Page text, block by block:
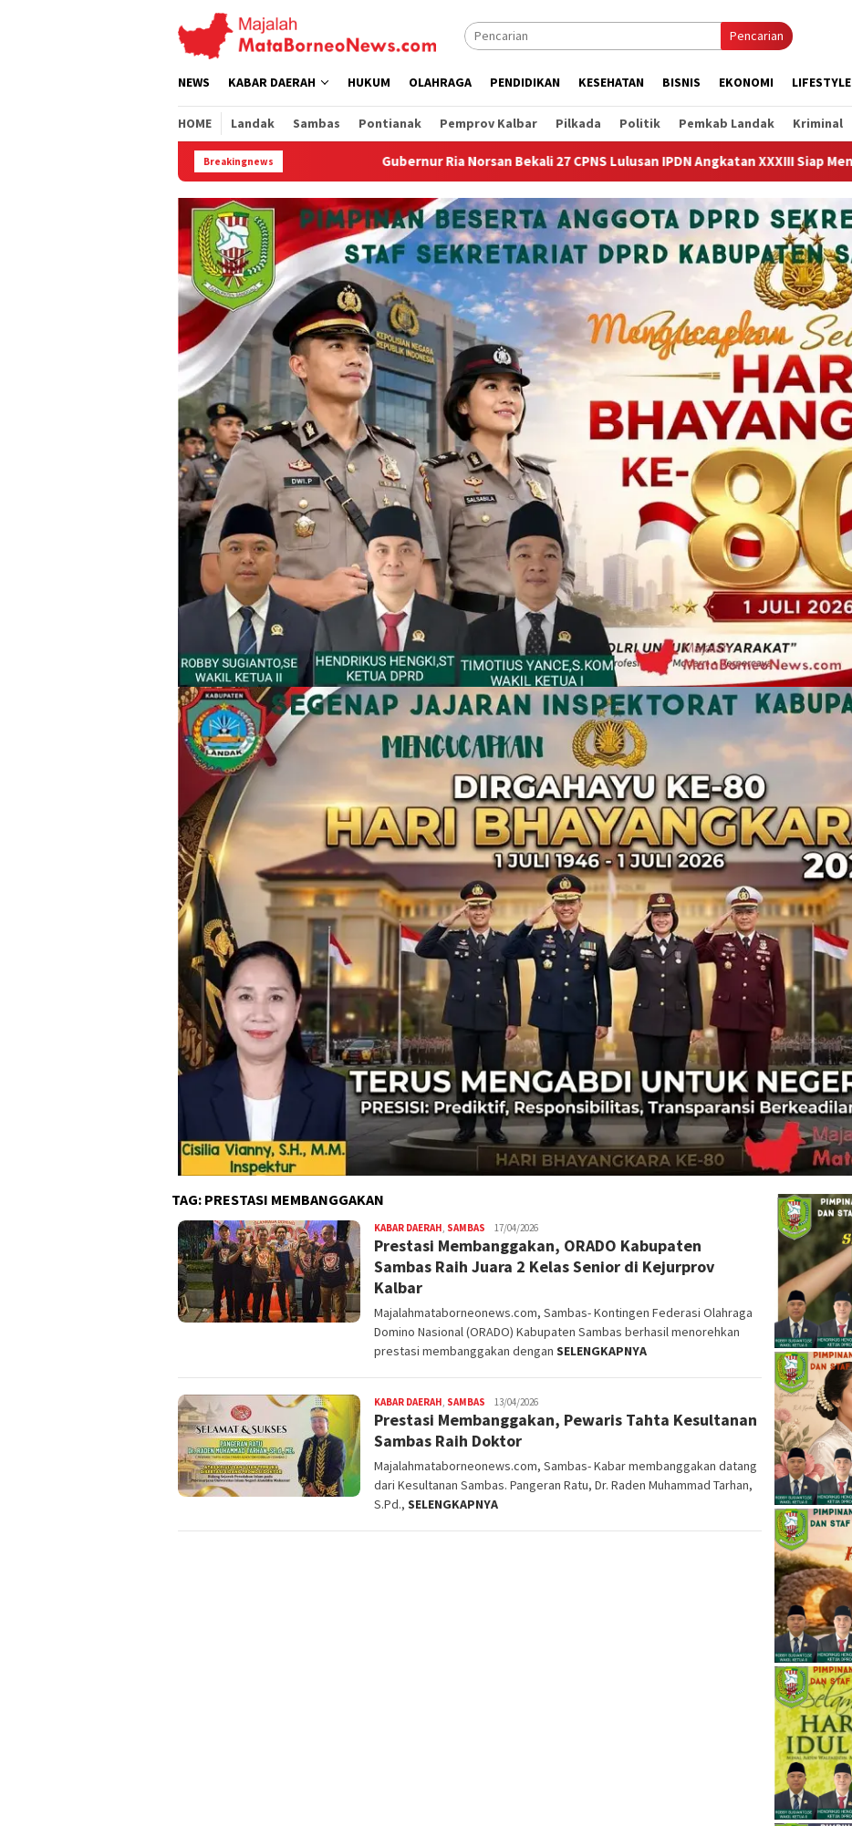
Pencarian
NEWS KABAR DAERAH HUKUM OLAHRAGA PENDIDIKAN KESEHATAN BISNIS EKONOMI LIFESTYLE
HOME Landak Sambas Pontianak Pemprov Kalbar Pilkada Politik Pemkab Landak Kriminal
Breakingnews
Gubernur Ria Norsan Bekali 27 CPNS Lulusan IPDN Angkatan XXXIII Siap Mengabdi di Kalimanatan Barat
TAG: PRESTASI MEMBANGGAKAN
KABAR DAERAH, SAMBAS Nopriyanto
17/04/2026
Prestasi Membanggakan, ORADO Kabupaten
Sambas Raih Juara 2 Kelas Senior di Kejurprov
Kalbar
Majalahmataborneonews.com, Sambas- Kontingen Federasi Olahraga
Domino Nasional (ORADO) Kabupaten Sambas berhasil menorehkan
prestasi membanggakan dengan SELENGKAPNYA
KABAR DAERAH, SAMBAS Nopriyanto
13/04/2026
Prestasi Membanggakan, Pewaris Tahta Kesultanan
Sambas Raih Doktor
Majalahmataborneonews.com, Sambas- Kabar membanggakan datang
dari Kesultanan Sambas. Pangeran Ratu, Dr. Raden Muhammad Tarhan,
S.Pd., SELENGKAPNYA